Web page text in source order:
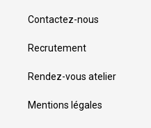
Contactez-nous
Recrutement
Rendez-vous atelier
Mentions légales